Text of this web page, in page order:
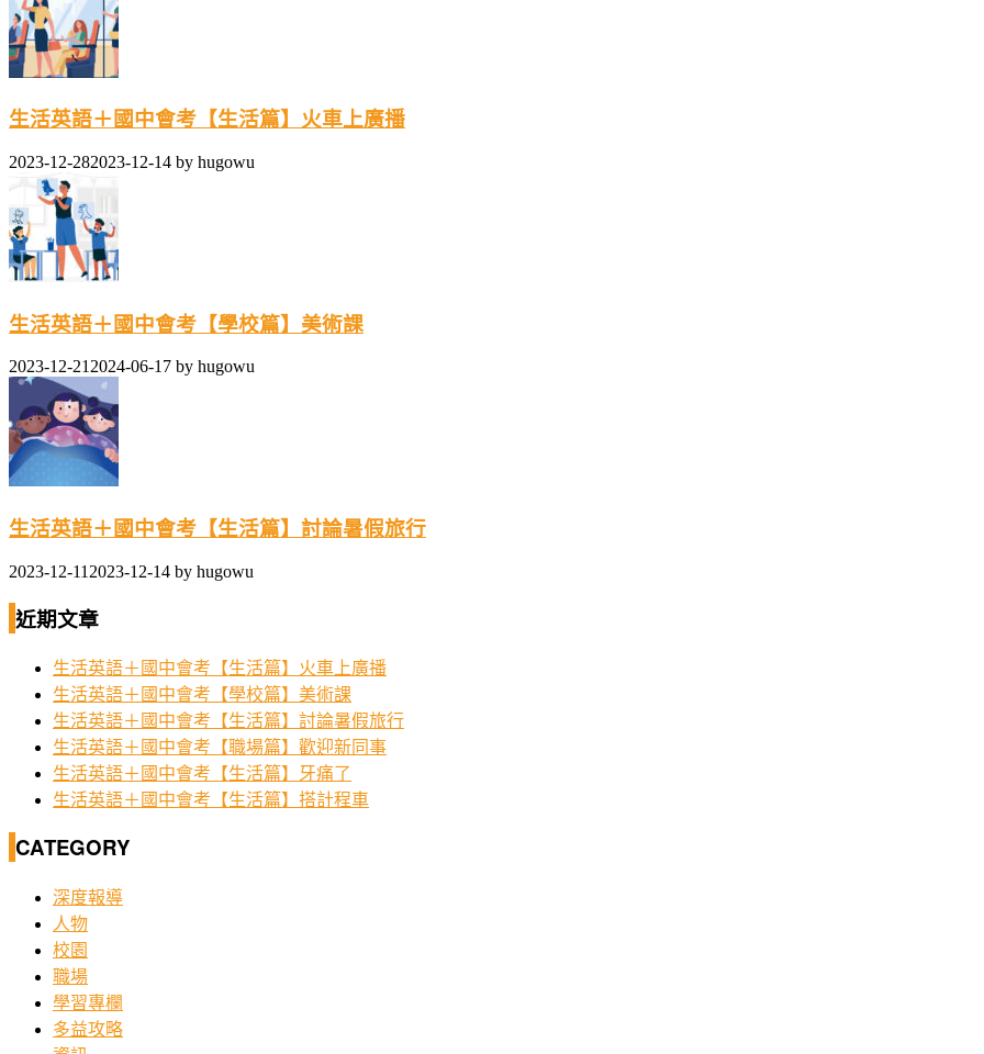
生活英語＋國中會考【生活篇】火車上廣播
2023-12-282023-12-14 by hugowu
生活英語＋國中會考【學校篇】美術課
2023-12-212024-06-17 by hugowu
生活英語＋國中會考【生活篇】討論暑假旅行
2023-12-11 2023-12-14 by hugowu
近期文章
生活英語＋國中會考【生活篇】火車上廣播
生活英語＋國中會考【學校篇】美術課
生活英語＋國中會考【生活篇】討論暑假旅行
生活英語＋國中會考【職場篇】歡迎新同事
生活英語＋國中會考【生活篇】牙痛了
生活英語＋國中會考【生活篇】搭計程車
CATEGORY
深度報導
人物
校園
職場
學習專欄
多益攻略